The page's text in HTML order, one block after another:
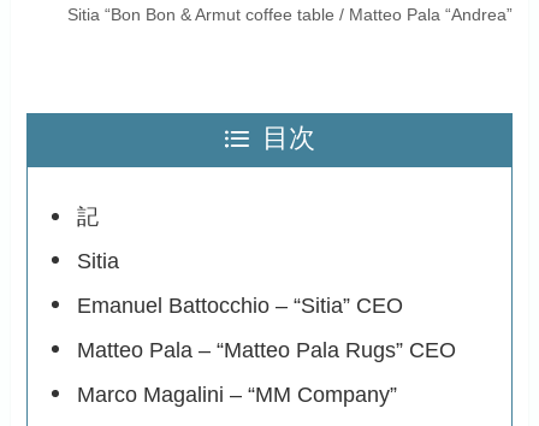
Sitia “Bon Bon & Armut coffee table / Matteo Pala “Andrea”
目次
記
Sitia
Emanuel Battocchio – “Sitia” CEO
Matteo Pala – “Matteo Pala Rugs” CEO
Marco Magalini – “MM Company”